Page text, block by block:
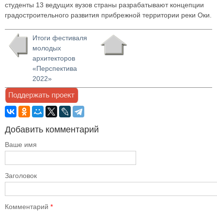
студенты 13 ведущих вузов страны разрабатывают концепции
градостроительного развития прибрежной территории реки Оки.
Итоги фестиваля
молодых
архитекторов
«Перспектива
2022»
Добавить комментарий
Ваше имя
Заголовок
Комментарий *